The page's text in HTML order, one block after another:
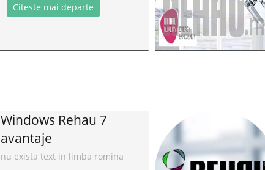
Citeste mai departe
Windows Rehau 7
avantaje
nu exista text in limba romina